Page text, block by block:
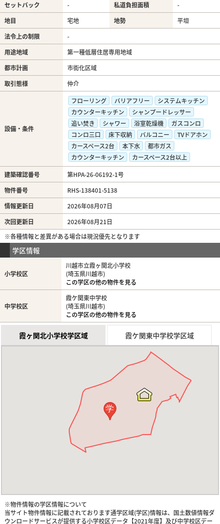
セットバック
- 私道負担面積
-
地目
宅地 地勢
平坦
法令上の制限
-
用途地域
第一種低層住居専用地域
都市計画
市街化区域
取引態様
仲介
設備・条件
フローリング バリアフリー
システムキッチン
カウンターキッチン
シャンプードレッサー
追い焚き
シャワー 浴室乾燥機
ガスコンロ
コンロ三口
床下収納 バルコニー
TVドアホン
カースペース2台
本下水
都市ガス
カウンターキッチン
カースペース2台以上
建築確認番号
第HPA-26-06192-1号
物件番号
RHS-138401-5138
情報更新日
2026年08月07日
次回更新日
2026年08月21日
※各種情報と差異がある場合は現況優先となります
学区情報
小学校区
川越市立霞ヶ関北小学校
(埼玉県川越市)
この学区の他の物件を見る
中学校区
霞ケ関東中学校
(埼玉県川越市)
この学区の他の物件を見る
霞ヶ関北小学校学区域 霞ケ関東中学校学区域
学
※物件情報の学区情報について
当サイト物件情報に記載されております通学区域(学区)情報は、国土数値情報ダ
ウンロードサービスが提供する小学校区データ【2021年度】及び中学校区デー